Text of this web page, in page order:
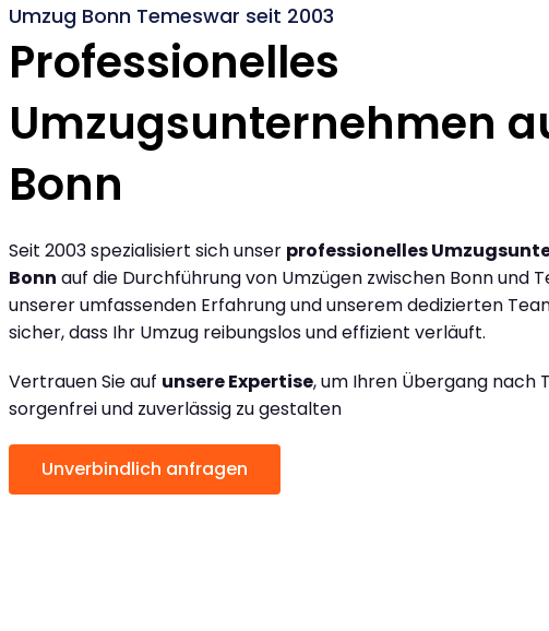
Umzug Bonn Temeswar seit 2003
Professionelles
Umzugsunternehmen
Bonn
Seit 2003 spezialisiert sich unser professionelles
Bonn auf die Durchführung von Umzügen zwischen Bonn und
unserer umfassenden Erfahrung und unserem dedizierten
sicher, dass Ihr Umzug reibungslos und effizient verläuft.
Vertrauen Sie auf unsere Expertise, um Ihren Übergang nach
sorgenfrei und zuverlässig zu gestalten
Unverbindlich anfragen